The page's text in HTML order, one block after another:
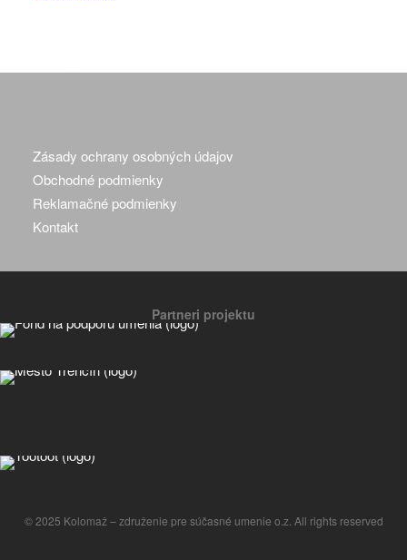
Zásady ochrany osobných údajov
Obchodné podmienky
Reklamačné podmienky
Kontakt
Partneri projektu
© 2025 Kolomaž – združenie pre súčasné umenie o.z. All rights reserved